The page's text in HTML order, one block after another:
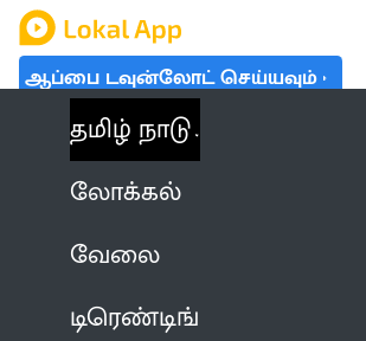
ஆப்பை டவுன்லோட் செய்யவும்
தமிழ் நாடு
லோக்கல்
வேலை
டிரெண்டிங்